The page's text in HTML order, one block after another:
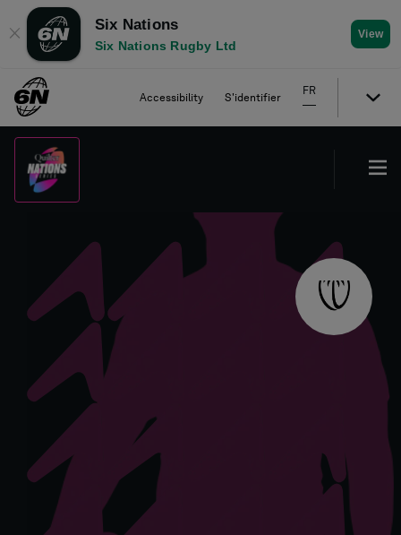
✕
Six Nations
Six Nations Rugby Ltd
View
Accessibility S'identifier
FR